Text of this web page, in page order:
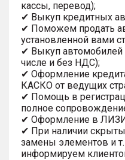
кассы, перевод);
✔ Выкуп кредитных
✔ Поможем продать
установленной вами
✔ Выкуп
числе и без НДС);
✔ Оформление
КАСКО от ведущих
✔ Помощь в
полное
✔ Оформление в
✔ При наличии
замены элементов и
информируем